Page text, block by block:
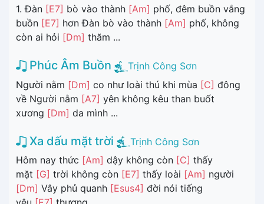
1. Đàn [E7] bò vào thành [Am] phố, đêm buồn vắng
buồn [E7] hơn Đàn bò vào thành [Am] phố, không
còn ai hỏi [Dm] thăm ...
Phúc Âm Buồn
Trịnh Công Sơn
Người nằm [Dm] co như loài thú khi mùa [C] đông
về Người nằm [A7] yên không kêu than buốt
xương [Dm] da mình ...
Xa dấu mặt trời
Trịnh Công Sơn
Hôm nay thức [Am] dậy không còn [C] thấy
mặt [G] trời không còn [E7] thấy loài [Am] người
[Dm] Vây phủ quanh [Esus4] đời nói tiếng